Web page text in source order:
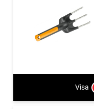
Visa